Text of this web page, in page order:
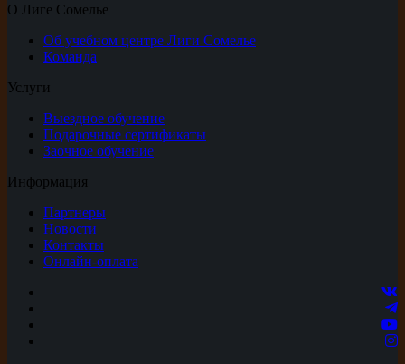
О Лиге Сомелье
Об учебном центре Лиги Сомелье
Команда
Услуги
Выездное обучение
Подарочные сертификаты
Заочное обучение
Информация
Партнеры
Новости
Контакты
Онлайн-оплата